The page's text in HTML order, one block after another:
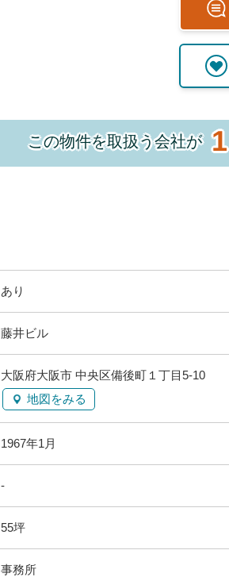
この物件を取扱う会社が1
あり
藤井ビル
大阪府大阪市 中央区備後町１丁目5-10
地図をみる
1967年1月
-
55坪
事務所